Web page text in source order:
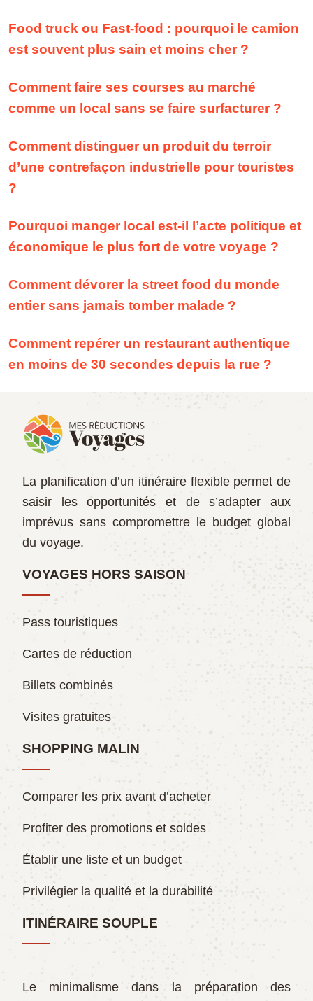
Food truck ou Fast-food : pourquoi le camion
est souvent plus sain et moins cher ?
Comment faire ses courses au marché
comme un local sans se faire surfacturer ?
Comment distinguer un produit du terroir
d’une contrefaçon industrielle pour touristes
?
Pourquoi manger local est-il l’acte politique et
économique le plus fort de votre voyage ?
Comment dévorer la street food du monde
entier sans jamais tomber malade ?
Comment repérer un restaurant authentique
en moins de 30 secondes depuis la rue ?
La planification d’un itinéraire flexible permet de
saisir les opportunités et de s’adapter aux
imprévus sans compromettre le budget global
du voyage.
VOYAGES HORS SAISON
Pass touristiques
Cartes de réduction
Billets combinés
Visites gratuites
SHOPPING MALIN
Comparer les prix avant d’acheter
Profiter des promotions et soldes
Établir une liste et un budget
Privilégier la qualité et la durabilité
ITINÉRAIRE SOUPLE
Le minimalisme dans la préparation des